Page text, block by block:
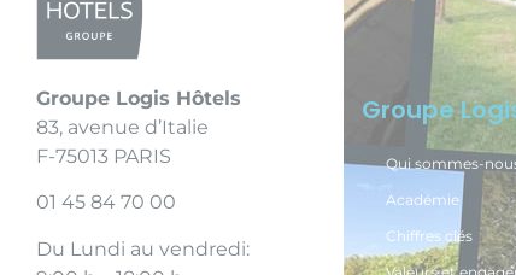
Groupe Logis Hôtels
83, avenue d’Italie
F-75013 PARIS
01 45 84 70 00
Du Lundi au vendredi:
Groupe
Qui sommes-
Académie
Chiffres clés